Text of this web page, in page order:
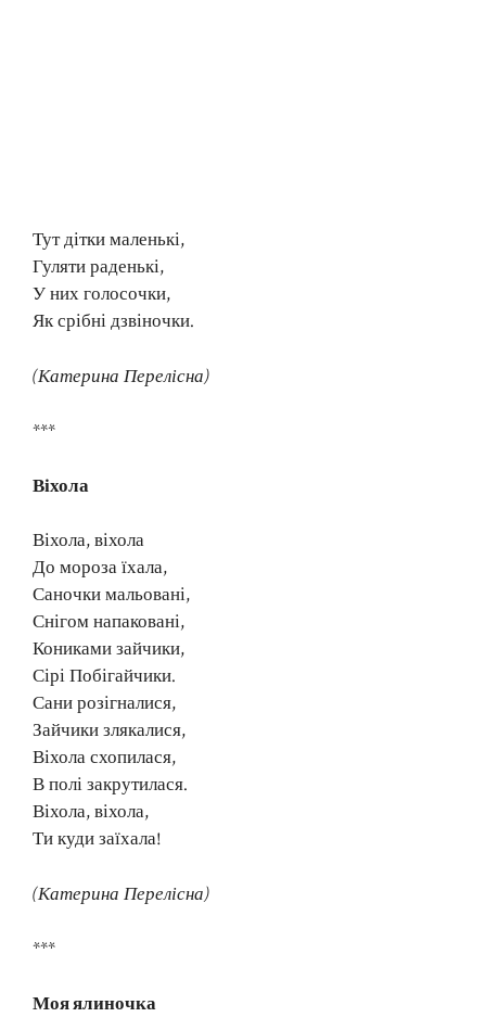
Тут дітки маленькі,
Гуляти раденькі,
У них голосочки,
Як срібні дзвіночки.
(Катерина Перелісна)
***
Віхола
Віхола, віхола
До мороза їхала,
Саночки мальовані,
Снігом напаковані,
Кониками зайчики,
Сірі Побігайчики.
Сани розігналися,
Зайчики злякалися,
Віхола схопилася,
В полі закрутилася.
Віхола, віхола,
Ти куди заїхала!
(Катерина Перелісна)
***
Моя ялиночка